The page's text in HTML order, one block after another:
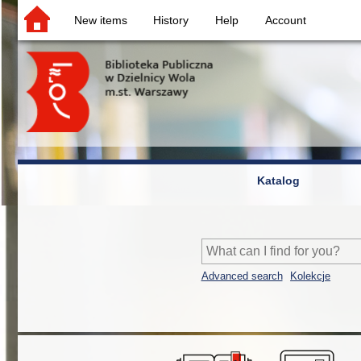
New items History Help Account
Katalog
Advanced search Kolekcje